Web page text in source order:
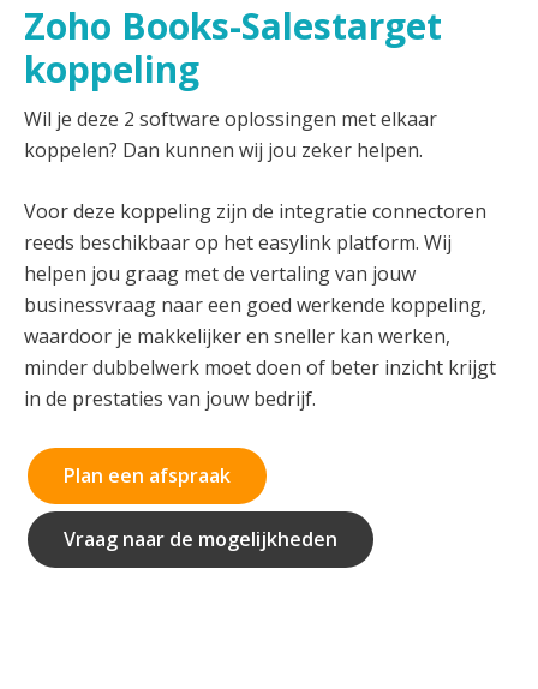
Zoho Books-Salestarget
koppeling
Wil je deze 2 software oplossingen met elkaar
koppelen? Dan kunnen wij jou zeker helpen.
Voor deze koppeling zijn de integratie connectoren
reeds beschikbaar op het easylink platform. Wij
helpen jou graag met de vertaling van jouw
businessvraag naar een goed werkende koppeling,
waardoor je makkelijker en sneller kan werken,
minder dubbelwerk moet doen of beter inzicht krijgt
in de prestaties van jouw bedrijf.
Plan een afspraak
Vraag naar de mogelijkheden